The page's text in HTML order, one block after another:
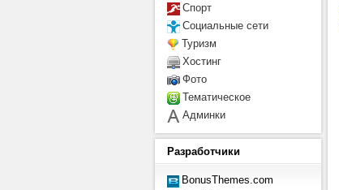
Спорт
Социальные сети
Туризм
Хостинг
Фото
Тематическое
Админки
Разработчики
BonusThemes.com